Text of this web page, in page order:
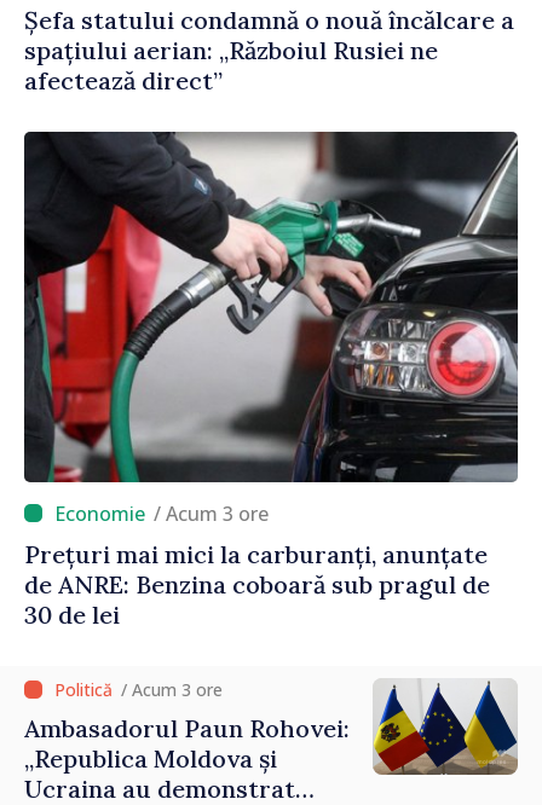
Șefa statului condamnă o nouă încălcare a
spațiului aerian: „Războiul Rusiei ne
afectează direct”
/ Acum 3 ore
Prețuri mai mici la carburanți, anunțate
de ANRE: Benzina coboară sub pragul de
30 de lei
/ Acum 3 ore
Ambasadorul Paun Rohovei:
„Republica Moldova și
Ucraina au demonstrat